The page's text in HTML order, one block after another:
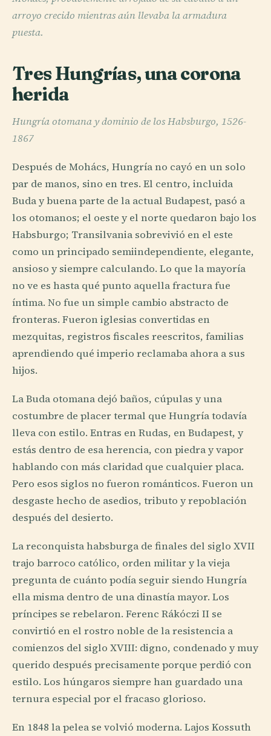
arroyo crecido mientras aún llevaba la armadura
puesta.
Tres Hungrías, una corona
herida
Hungría otomana y dominio de los Habsburgo, 1526-
1867
Después de Mohács, Hungría no cayó en un solo
par de manos, sino en tres. El centro, incluida
Buda y buena parte de la actual Budapest, pasó a
los otomanos; el oeste y el norte quedaron bajo los
Habsburgo; Transilvania sobrevivió en el este
como un principado semiindependiente, elegante,
ansioso y siempre calculando. Lo que la mayoría
no ve es hasta qué punto aquella fractura fue
íntima. No fue un simple cambio abstracto de
fronteras. Fueron iglesias convertidas en
mezquitas, registros fiscales reescritos, familias
aprendiendo qué imperio reclamaba ahora a sus
hijos.
La Buda otomana dejó baños, cúpulas y una
costumbre de placer termal que Hungría todavía
lleva con estilo. Entras en Rudas, en Budapest, y
estás dentro de esa herencia, con piedra y vapor
hablando con más claridad que cualquier placa.
Pero esos siglos no fueron románticos. Fueron un
desgaste hecho de asedios, tributo y repoblación
después del desierto.
La reconquista habsburga de finales del siglo XVII
trajo barroco católico, orden militar y la vieja
pregunta de cuánto podía seguir siendo Hungría
ella misma dentro de una dinastía mayor. Los
príncipes se rebelaron. Ferenc Rákóczi II se
convirtió en el rostro noble de la resistencia a
comienzos del siglo XVIII: digno, condenado y muy
querido después precisamente porque perdió con
estilo. Los húngaros siempre han guardado una
ternura especial por el fracaso glorioso.
En 1848 la pelea se volvió moderna. Lajos Kossuth